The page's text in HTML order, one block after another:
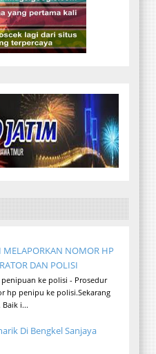
MELAPORKAN NOMOR HP
DAN POLISI
ke polisi - Prosedur
hp penipu ke polisi.Sekarang
i...
Di Bengkel Sanjaya